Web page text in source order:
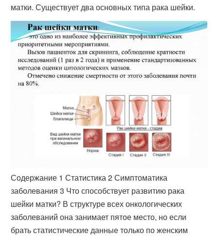
матки. Существует два основных типа рака шейки.
Содержание 1 Статистика 2 Симптоматика
заболевания 3 Что способствует развитию рака
шейки матки? В структуре всех онкологических
заболеваний она занимает пятое место, но если
брать статистические данные только по женским